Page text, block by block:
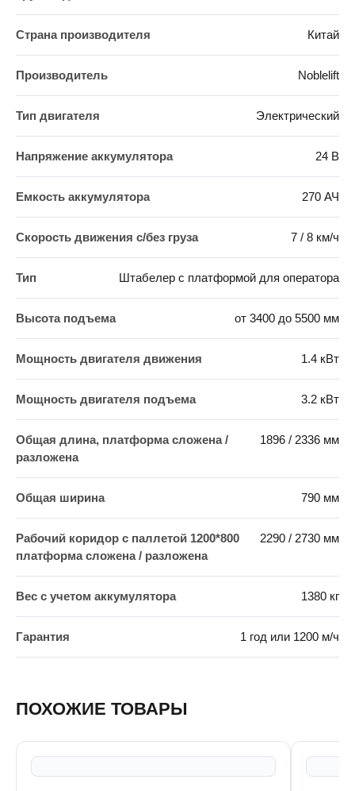
Страна производителя Китай
Производитель Noblelift
Тип двигателя Электрический
Напряжение аккумулятора 24 В
Емкость аккумулятора 270 АЧ
Скорость движения c/без груза 7 / 8 км/ч
Тип Штабелер с платформой для оператора
Высота подъема от 3400 до 5500 мм
Мощность двигателя движения 1.4 кВт
Мощность двигателя подъема 3.2 кВт
Общая длина, платформа сложена /
разложена
1896 / 2336 мм
Общая ширина 790 мм
Рабочий коридор с паллетой 1200*800
платформа сложена / разложена
2290 / 2730 мм
Вес с учетом аккумулятора 1380 кг
Гарантия 1 год или 1200 м/ч
ПОХОЖИЕ ТОВАРЫ